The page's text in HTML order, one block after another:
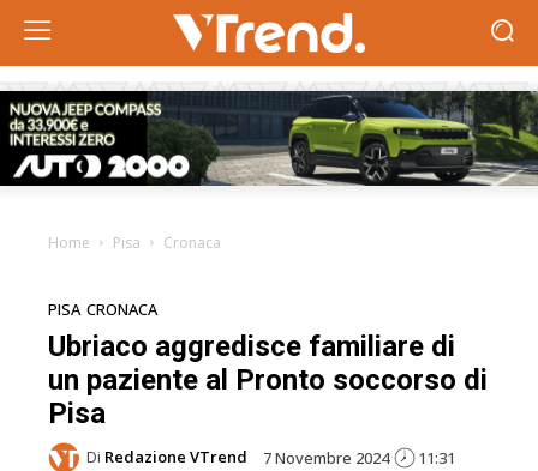
Home Pisa Cronaca
PISA CRONACA
Ubriaco aggredisce familiare di
un paziente al Pronto soccorso di
Pisa
Di Redazione VTrend 7 Novembre 2024 11:31